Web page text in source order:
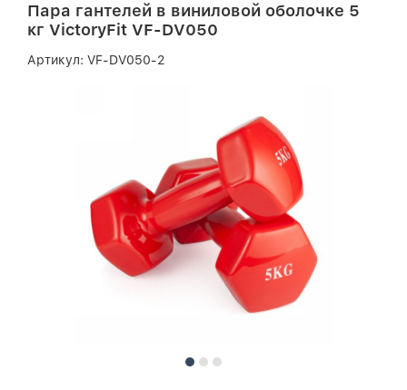
Пара гантелей в виниловой оболочке 5
кг VictoryFit VF-DV050
Артикул: VF-DV050-2